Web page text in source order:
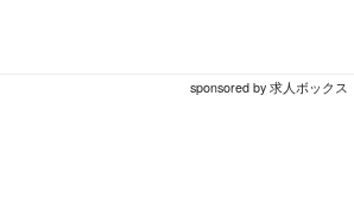
sponsored by 求人ボックス